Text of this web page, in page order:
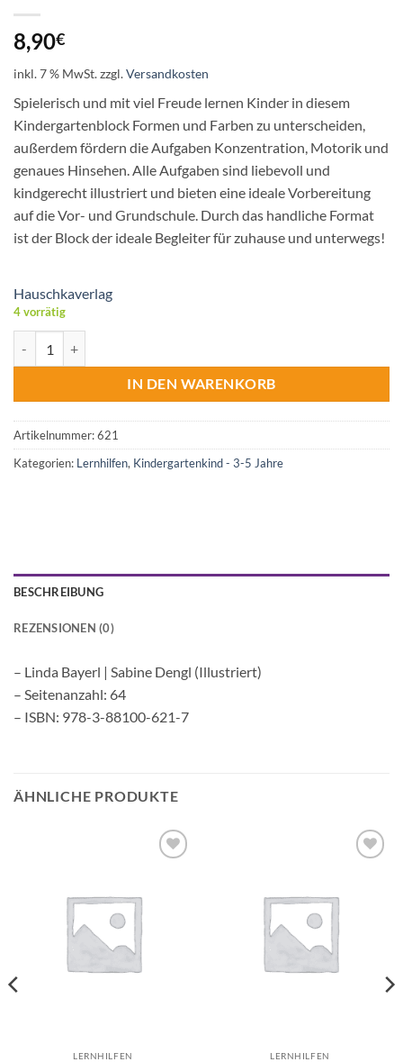
8,90€
inkl. 7 % MwSt.zzgl.Versandkosten
Spielerisch und mit viel Freude lernen Kinder in diesem
Kindergartenblock Formen und Farben zu unterscheiden,
außerdem fördern die Aufgaben Konzentration, Motorik und
genaues Hinsehen. Alle Aufgaben sind liebevoll und
kindgerecht illustriert und bieten eine ideale Vorbereitung
auf die Vor- und Grundschule. Durch das handliche Format
ist der Block der ideale Begleiter für zuhause und unterwegs!
Hauschkaverlag
4 vorrätig
IN DEN WARENKORB
Artikelnummer:621
Kategorien: Lernhilfen, Kindergartenkind - 3-5 Jahre
BESCHREIBUNG
REZENSIONEN (0)
– Linda Bayerl | Sabine Dengl (Illustriert)
– Seitenanzahl: 64
– ISBN: 978-3-88100-621-7
ÄHNLICHE PRODUKTE
LERNHILFEN LERNHILFEN